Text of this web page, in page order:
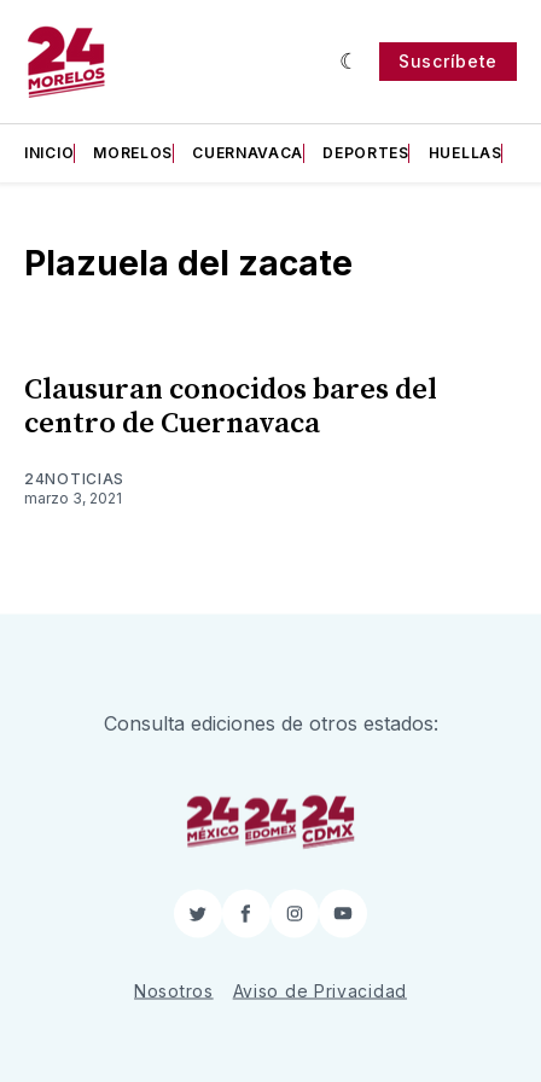
Suscríbete
INICIO MORELOS CUERNAVACA DEPORTES HUELLAS
Plazuela del zacate
Clausuran conocidos bares del
centro de Cuernavaca
24NOTICIAS
marzo 3, 2021
Consulta ediciones de otros estados:
TwitterFacebook
InstagramYouTube
Nosotros Aviso de Privacidad